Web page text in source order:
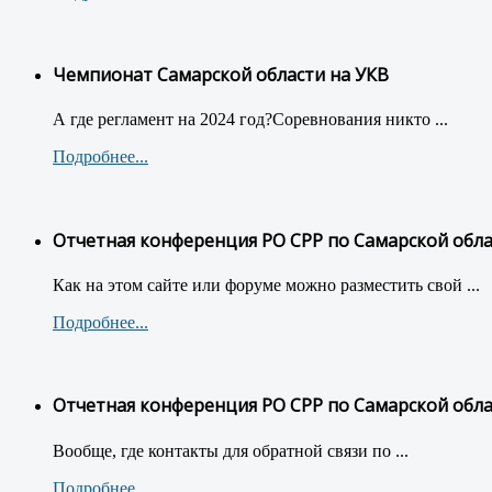
Чемпионат Самарской области на УКВ
А где регламент на 2024 год?Соревнования никто ...
Подробнее...
Отчетная конференция РО СРР по Самарской
Как на этом сайте или форуме можно разместить свой ...
Подробнее...
Отчетная конференция РО СРР по Самарской
Вообще, где контакты для обратной связи по ...
Подробнее...